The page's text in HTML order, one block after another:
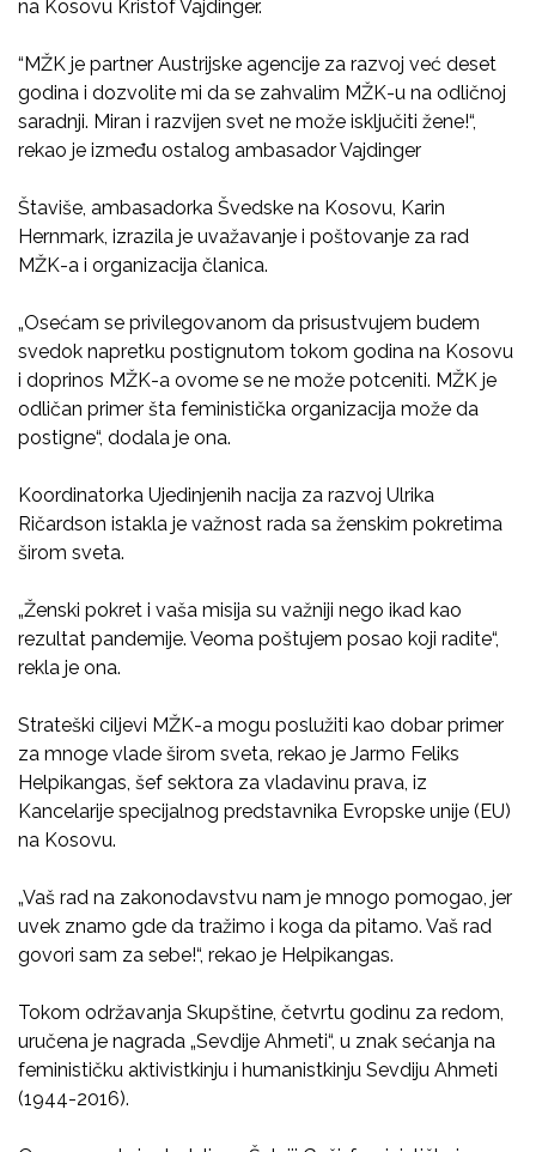
na Kosovu Kristof Vajdinger.
“MŽK je partner Austrijske agencije za razvoj već deset
godina i dozvolite mi da se zahvalim MŽK-u na odličnoj
saradnji. Miran i razvijen svet ne može isključiti žene!“,
rekao je između ostalog ambasador Vajdinger
Štaviše, ambasadorka Švedske na Kosovu, Karin
Hernmark, izrazila je uvažavanje i poštovanje za rad
MŽK-a i organizacija članica.
„Osećam se privilegovanom da prisustvujem budem
svedok napretku postignutom tokom godina na Kosovu
i doprinos MŽK-a ovome se ne može potceniti. MŽK je
odličan primer šta feministička organizacija može da
postigne“, dodala je ona.
Koordinatorka Ujedinjenih nacija za razvoj Ulrika
Ričardson istakla je važnost rada sa ženskim pokretima
širom sveta.
„Ženski pokret i vaša misija su važniji nego ikad kao
rezultat pandemije. Veoma poštujem posao koji radite“,
rekla je ona.
Strateški ciljevi MŽK-a mogu poslužiti kao dobar primer
za mnoge vlade širom sveta, rekao je Jarmo Feliks
Helpikangas, šef sektora za vladavinu prava, iz
Kancelarije specijalnog predstavnika Evropske unije (EU)
na Kosovu.
„Vaš rad na zakonodavstvu nam je mnogo pomogao, jer
uvek znamo gde da tražimo i koga da pitamo. Vaš rad
govori sam za sebe!“, rekao je Helpikangas.
Tokom održavanja Skupštine, četvrtu godinu za redom,
uručena je nagrada „Sevdije Ahmeti“, u znak sećanja na
feminističku aktivistkinju i humanistkinju Sevdiju Ahmeti
(1944-2016).